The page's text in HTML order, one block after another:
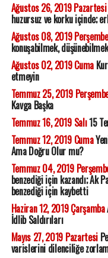
Ağustos 26, 2019 Pazartesi
huzursuz ve korku içinde;
Ağustos 08, 2019 Perşembe
konuşabilmek, düşünebilmek
Ağustos 02, 2019 Cuma
etmeyin
Temmuz 25, 2019
Kavga Başka
Temmuz 16, 2019 Salı15
Temmuz 12, 2019 Cuma
Ama Doğru Olur mu?
Temmuz 04, 2019
benzediği için kazandı; Ak
benzediği için kaybetti
Haziran 12, 2019 Çarşamba
İdlib Saldırıları
Mayıs 27, 2019 Pazartesi
varislerini dilenciliğe